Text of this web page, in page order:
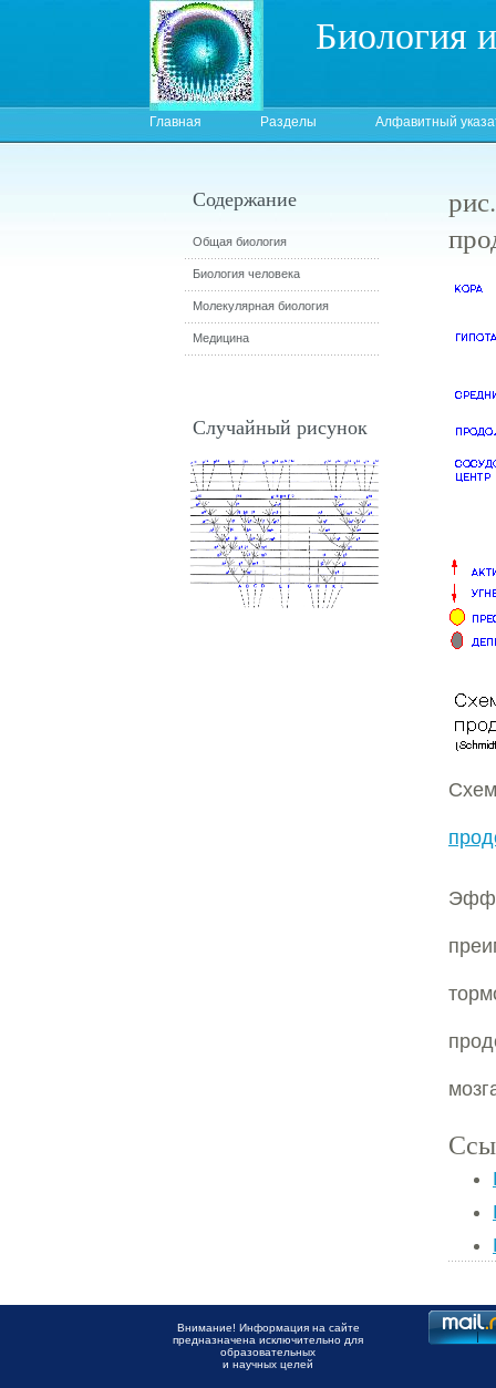
Биология
Главная Разделы Алфавитный
Содержание
Общая биология
Биология человека
Молекулярная биология
Медицина
Случайный рисунок
Внимание! Информация на сайте
предназначена исключительно для
образовательных
и научных целей